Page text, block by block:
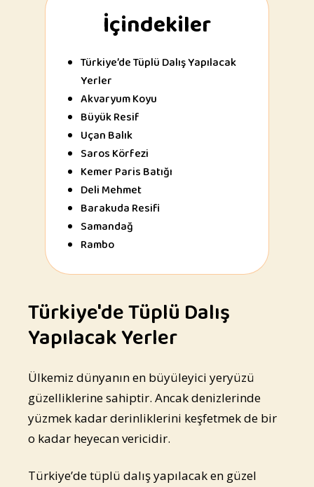
İçindekiler
Türkiye’de Tüplü Dalış Yapılacak
Yerler
Akvaryum Koyu
Büyük Resif
Uçan Balık
Saros Körfezi
Kemer Paris Batığı
Deli Mehmet
Barakuda Resifi
Samandağ
Rambo
Türkiye'de Tüplü Dalış
Yapılacak Yerler
Ülkemiz dünyanın en büyüleyici yeryüzü
güzelliklerine sahiptir. Ancak denizlerinde
yüzmek kadar derinliklerini keşfetmek de bir
o kadar heyecan vericidir.
Türkiye’de tüplü dalış yapılacak en güzel